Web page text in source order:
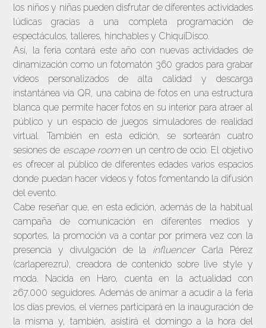
los niños y niñas pueden disfrutar de diferentes actividades
lúdicas gracias a una completa programación de
espectáculos, talleres, hinchables y ChiquiDisco.
Así, la feria contará este año con nuevas actividades de
dinamización como un fotomatón 360 grados para grabar
vídeos personalizados de alta calidad y descarga
instantánea vía QR, una cabina de fotos en una estructura
blanca que permite hacer fotos en su interior para atraer al
público y un espacio de juegos simuladores de realidad
virtual. También en esta edición, se sortearán cuatro
sesiones de escape roomen un centro de ocio. El objetivo
es ofrecer al público de diferentes edades varios espacios
donde puedan hacer vídeos y fotos fomentando la difusión
del evento.
Cabe reseñar que, en esta edición, además de la habitual
campaña de comunicación en diferentes medios y
soportes, la promoción va a contar por primera vez con la
presencia y divulgación de la influencerCarla Pérez
(carlaperezru), creadora de contenido sobre live style y
moda. Nacida en Haro, cuenta en la actualidad con
267.000 seguidores. Además de animar a acudir a la feria
los días previos, el viernes participará en la inauguración de
la misma y, también, asistirá el domingo a la hora del